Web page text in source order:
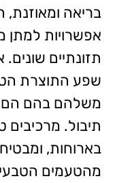
בריאה ומאוזנת,
אפשרויות למתן
תזונתיים
שפע התוצרת
משלהם בהם הם
תיבול. מרכיבים
בארוחות,
מהטעמים